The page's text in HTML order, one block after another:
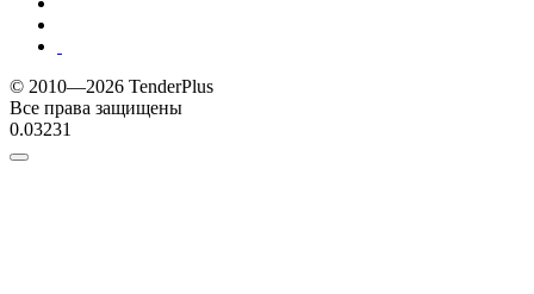
© 2010—2026 TenderPlus
Все права защищены
0.03231